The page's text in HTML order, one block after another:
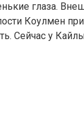
глаза.
Коулмен
Сейчас у